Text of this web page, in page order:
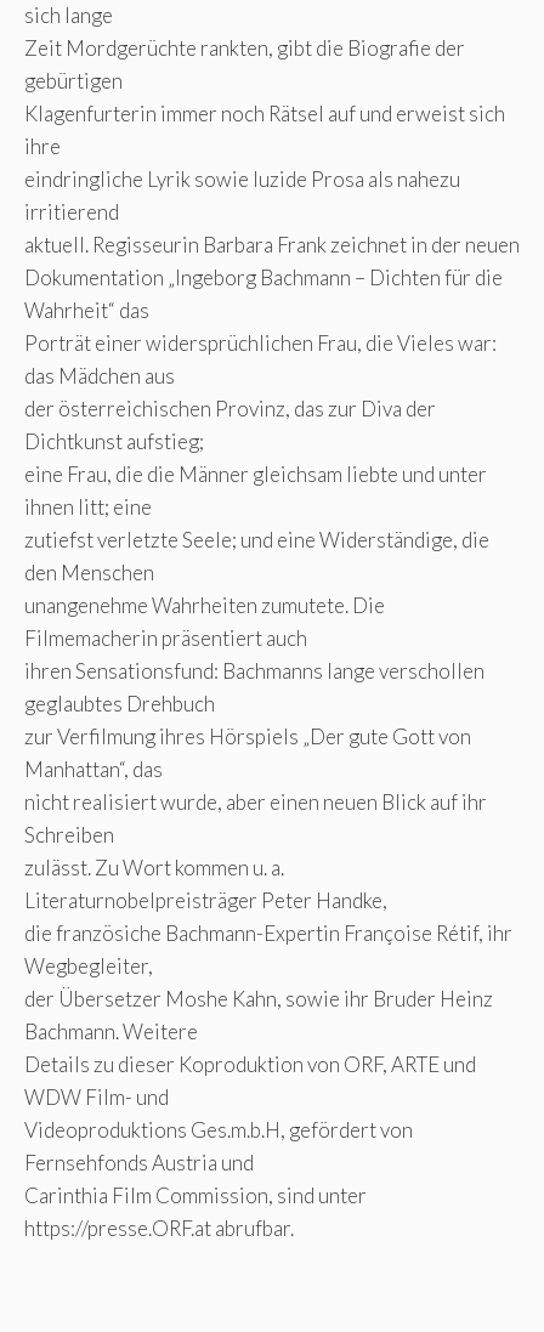
sich lange
Zeit Mordgerüchte rankten, gibt die Biografie der
gebürtigen
Klagenfurterin immer noch Rätsel auf und erweist sich
ihre
eindringliche Lyrik sowie luzide Prosa als nahezu
irritierend
aktuell. Regisseurin Barbara Frank zeichnet in der neuen
Dokumentation „Ingeborg Bachmann – Dichten für die
Wahrheit“ das
Porträt einer widersprüchlichen Frau, die Vieles war:
das Mädchen aus
der österreichischen Provinz, das zur Diva der
Dichtkunst aufstieg;
eine Frau, die die Männer gleichsam liebte und unter
ihnen litt; eine
zutiefst verletzte Seele; und eine Widerständige, die
den Menschen
unangenehme Wahrheiten zumutete. Die
Filmemacherin präsentiert auch
ihren Sensationsfund: Bachmanns lange verschollen
geglaubtes Drehbuch
zur Verfilmung ihres Hörspiels „Der gute Gott von
Manhattan“, das
nicht realisiert wurde, aber einen neuen Blick auf ihr
Schreiben
zulässt. Zu Wort kommen u. a.
Literaturnobelpreisträger Peter Handke,
die französiche Bachmann-Expertin Françoise Rétif, ihr
Wegbegleiter,
der Übersetzer Moshe Kahn, sowie ihr Bruder Heinz
Bachmann. Weitere
Details zu dieser Koproduktion von ORF, ARTE und
WDW Film- und
Videoproduktions Ges.m.b.H, gefördert von
Fernsehfonds Austria und
Carinthia Film Commission, sind unter
https://presse.ORF.at abrufbar.